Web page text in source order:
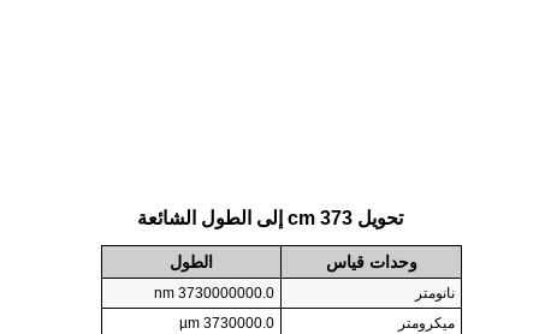
تحويل 373 cm إلى الطول الشائعة
وحدات قياس الطول
نانومتر
3730000000.0 nm
ميكرومتر
3730000.0 µm